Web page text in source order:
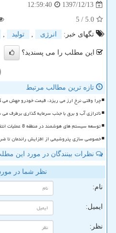
1397/12/13
12:59:40
5.0
/ 5
تگهای خبر:
انرژی , تولید ,
این مطلب را می پسندید؟
تازه ترین مطالب مرتبط
چرا وقتی نرخ ارز می ریزد، قیمت خودرو جهش می
ناترازی آب و برق با جذب سرمایه گذاری برطرف
توسعه سیستم های هوشمند در منطقه 8 عملیات انتقال گاز شتاب گرفت
خصوصی سازی پتروشیمی از افزایش راندمان تا
نظرات بینندگان در مورد این
نظر شما در
نام:
ایمیل:
نظر: